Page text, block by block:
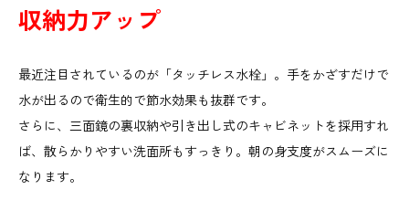
収納力アップ
最近注目されているのが「タッチレス水栓」。手をかざすだけで
水が出るので衛生的で節水効果も抜群です。
さらに、三面鏡の裏収納や引き出し式のキャビネットを採用すれ
ば、散らかりやすい洗面所もすっきり。朝の身支度がスムーズに
なります。